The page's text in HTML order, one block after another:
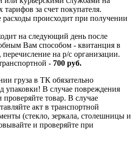
за счет покупателя.
расходы происходит при получении
на следующий день после
Вам способом - квитанция в
перечисление на р/с организации.
- 700 руб.
груза в ТК обязательно
упаковки! В случае повреждения
товар. В случае
акт в транспортной
(стекло, зеркала, столешницы и
и проверяйте при